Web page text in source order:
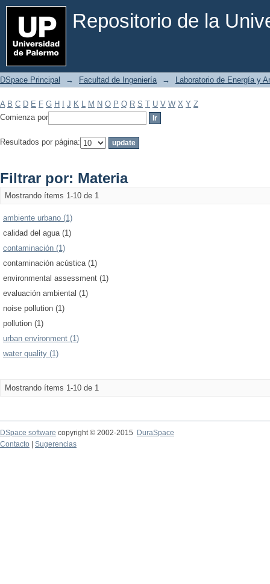
Repositorio de la
Filtrar por: Materia
DSpace Principal → Facultad de Ingeniería → Laboratorio de Energía y
A B C D E F G H J K L M N O P Q R S T U V W X Y Z
Comienza por
Resultados por página:
Filtrar por: Materia
Mostrando ítems 1-10 de 1
ambiente urbano (1)
calidad del agua (1)
contaminación (1)
contaminación acústica (1)
environmental assessment (1)
evaluación ambiental (1)
noise pollution (1)
pollution (1)
urban environment (1)
water quality (1)
Mostrando ítems 1-10 de 1
DSpace software copyright © 2002-2015
DuraSpace
Contacto
Sugerencias